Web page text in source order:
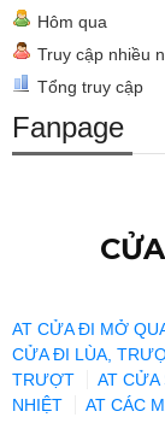
Hôm qua
Truy cập nhiều
Tổng truy cập
Fanpage
AT CỬA ĐI MỞ
CỬA ĐI LÙA,
TRƯỢT
AT CỬA
NHIỆT
AT CÁC